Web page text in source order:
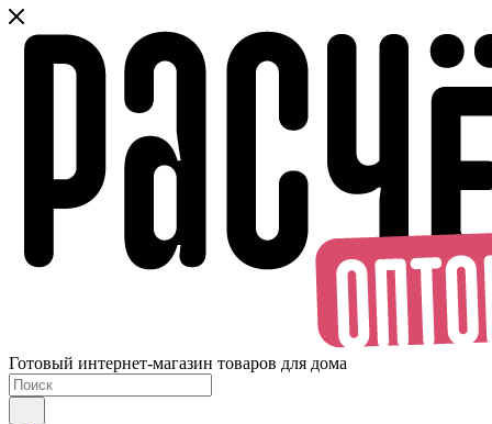
Готовый интернет-магазин товаров для дома